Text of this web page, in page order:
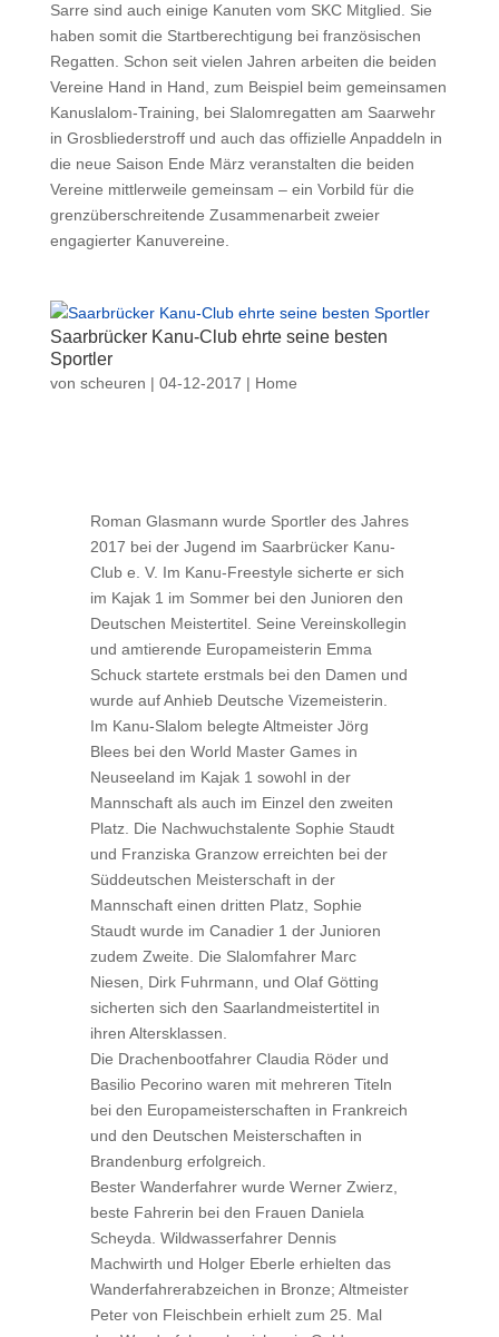
Sarre sind auch einige Kanuten vom SKC Mitglied. Sie
haben somit die Startberechtigung bei französischen
Regatten. Schon seit vielen Jahren arbeiten die beiden
Vereine Hand in Hand, zum Beispiel beim gemeinsamen
Kanuslalom-Training, bei Slalomregatten am Saarwehr
in Grosbliederstroff und auch das offizielle Anpaddeln in
die neue Saison Ende März veranstalten die beiden
Vereine mittlerweile gemeinsam – ein Vorbild für die
grenzüberschreitende Zusammenarbeit zweier
engagierter Kanuvereine.
Saarbrücker Kanu-Club ehrte seine besten
Sportler
von scheuren | 04-12-2017 | Home
Roman Glasmann wurde Sportler des Jahres
2017 bei der Jugend im Saarbrücker Kanu-
Club e. V. Im Kanu-Freestyle sicherte er sich
im Kajak 1 im Sommer bei den Junioren den
Deutschen Meistertitel. Seine Vereinskollegin
und amtierende Europameisterin Emma
Schuck startete erstmals bei den Damen und
wurde auf Anhieb Deutsche Vizemeisterin.
Im Kanu-Slalom belegte Altmeister Jörg
Blees bei den World Master Games in
Neuseeland im Kajak 1 sowohl in der
Mannschaft als auch im Einzel den zweiten
Platz. Die Nachwuchstalente Sophie Staudt
und Franziska Granzow erreichten bei der
Süddeutschen Meisterschaft in der
Mannschaft einen dritten Platz, Sophie
Staudt wurde im Canadier 1 der Junioren
zudem Zweite. Die Slalomfahrer Marc
Niesen, Dirk Fuhrmann, und Olaf Götting
sicherten sich den Saarlandmeistertitel in
ihren Altersklassen.
Die Drachenbootfahrer Claudia Röder und
Basilio Pecorino waren mit mehreren Titeln
bei den Europameisterschaften in Frankreich
und den Deutschen Meisterschaften in
Brandenburg erfolgreich.
Bester Wanderfahrer wurde Werner Zwierz,
beste Fahrerin bei den Frauen Daniela
Scheyda. Wildwasserfahrer Dennis
Machwirth und Holger Eberle erhielten das
Wanderfahrerabzeichen in Bronze; Altmeister
Peter von Fleischbein erhielt zum 25. Mal